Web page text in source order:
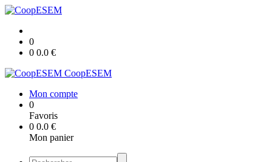
0
0 0.0 €
CoopESEM
Mon compte
0
Favoris
0 0.0 €
Mon panier